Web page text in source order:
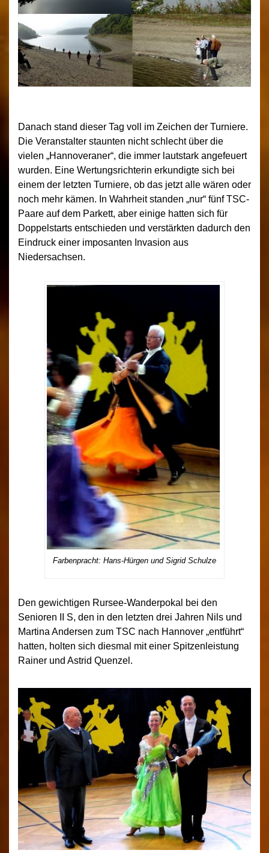
Danach stand dieser Tag voll im Zeichen der Turniere.
Die Veranstalter staunten nicht schlecht über die
vielen „Hannoveraner“, die immer lautstark angefeuert
wurden. Eine Wertungsrichterin erkundigte sich bei
einem der letzten Turniere, ob das jetzt alle wären oder
noch mehr kämen. In Wahrheit standen „nur“ fünf TSC-
Paare auf dem Parkett, aber einige hatten sich für
Doppelstarts entschieden und verstärkten dadurch den
Eindruck einer imposanten Invasion aus
Niedersachsen.
Farbenpracht: Hans-Hürgen und Sigrid Schulze
Den gewichtigen Rursee-Wanderpokal bei den
Senioren II S, den in den letzten drei Jahren Nils und
Martina Andersen zum TSC nach Hannover „entführt“
hatten, holten sich diesmal mit einer Spitzenleistung
Rainer und Astrid Quenzel.